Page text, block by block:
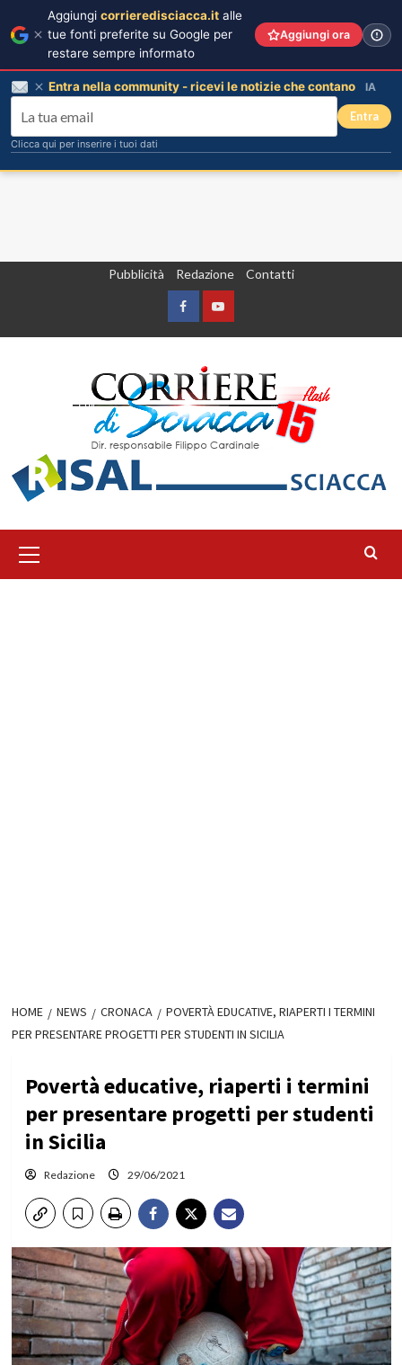
Pubblicità Redazione Contatti
FacebookYountube
principale
HOME NEWS CRONACA
POVERTÀ EDUCATIVE, RIAPERTI I TERMINI
PER PRESENTARE PROGETTI PER STUDENTI IN SICILIA
Povertà educative, riaperti i termini
per presentare progetti per studenti
in Sicilia
Redazione 29/06/2021
Aggiungi corrieredisciacca.it alle
tue fonti preferite su Google per
restare sempre informato
Aggiungi ora
Entra nella community - ricevi le notizie che contano IA
Entra
Clicca qui per inserire i tuoi dati